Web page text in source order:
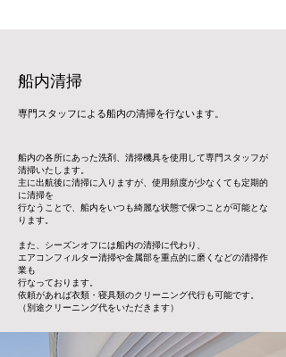
船内清掃
専門スタッフによる船内の清掃を行ないます。
船内の各所にあった洗剤、清掃機具を使用して専門スタッフが
清掃いたします。
主に出航後に清掃に入りますが、使用頻度が少なくても定期的
に清掃を
行なうことで、船内をいつも綺麗な状態で保つことが可能とな
ります。
また、シーズンオフには船内の清掃に代わり、
エアコンフィルター清掃や金属部を重点的に磨くなどの清掃作
業も
行なっております。
依頼があれば衣類・寝具類のクリーニング代行も可能です。
（別途クリーニング代をいただきます）